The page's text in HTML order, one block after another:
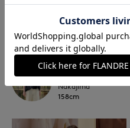
I.T.'S. international
広島三越I.T.'S.international
Nakajima
158cm